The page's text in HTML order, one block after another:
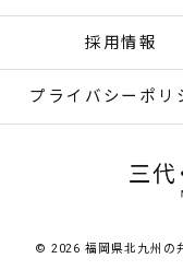
採用情報
プライバシーポリ
© 2026 福岡県北九州の